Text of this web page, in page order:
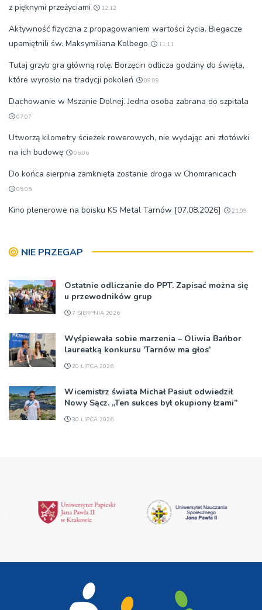
z pięknymi przeżyciami
12:12
Aktywność fizyczna z propagowaniem wartości życia. Biegacze
upamiętnili św. Maksymiliana Kolbego
11:11
Tutaj grzyb gra główną rolę. Borzęcin odlicza godziny do święta,
które wyrosło na tradycji pokoleń
09:09
Dachowanie w Mszanie Dolnej. Jedna osoba zabrana do szpitala
07:07
Utworzą kilometry ścieżek rowerowych, nie wydając ani złotówki
na ich budowę
06:06
Do końca sierpnia zamknięta zostanie droga w Chomranicach
05:05
Kino plenerowe na boisku KS Metal Tarnów [07.08.2026] 21:09
NIE PRZEGAP
Ostatnie odliczanie do PPT. Zapisać można się
u przewodników grup
7 SIERPNIA 2026
Wyśpiewała sobie marzenia – Oliwia Bańbor
laureatką konkursu 'Tarnów ma głos’
20 LIPCA 2026
Wicemistrz świata Michał Pasiut odwiedził
Nowy Sącz. „Ten sukces był okupiony łzami”
30 LIPCA 2026